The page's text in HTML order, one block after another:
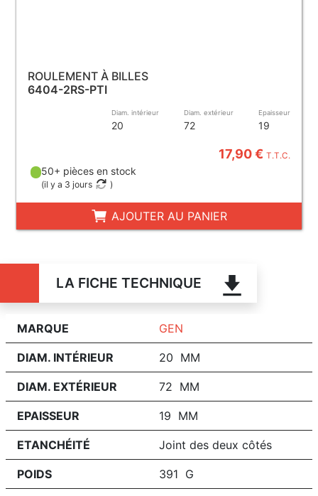
ROULEMENT À BILLES
6404-2RS-PTI
Diam. intérieur
20
Diam. extérieur
72
Epaisseur
19
17,90 €T.T.C.
50+ pièces en stock
(il y a 3 jours )
AJOUTER AU PANIER
LA FICHE TECHNIQUE
MARQUE GEN
DIAM. INTÉRIEUR 20 MM
DIAM. EXTÉRIEUR 72 MM
EPAISSEUR 19 MM
ETANCHÉITÉ Joint des deux côtés
POIDS 391 G